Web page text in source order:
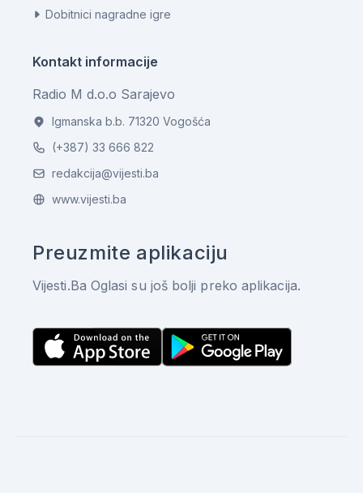
Dobitnici nagradne igre
Kontakt informacije
Radio M d.o.o Sarajevo
Igmanska b.b. 71320 Vogošća
(+387) 33 666 822
redakcija@vijesti.ba
www.vijesti.ba
Preuzmite aplikaciju
Vijesti.Ba Oglasi su još bolji preko aplikacija.